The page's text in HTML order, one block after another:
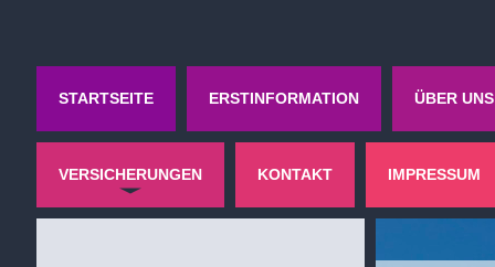
STARTSEITE ERSTINFORMATION ÜBER UNS
VERSICHERUNGEN KONTAKT IMPRESSUM